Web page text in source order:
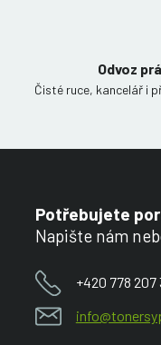
Odvoz
Čisté ruce, kancelář i
Potřebujete
Napište nám
+420 778 207